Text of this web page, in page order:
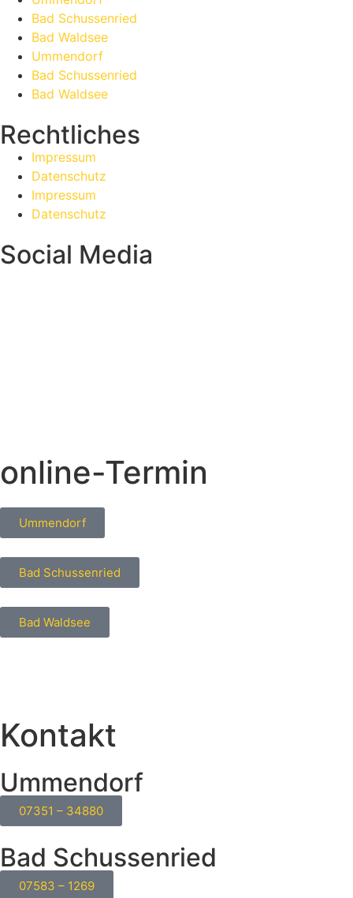
Bad Schussenried
Bad Waldsee
Ummendorf
Bad Schussenried
Bad Waldsee
Rechtliches
Impressum
Datenschutz
Impressum
Datenschutz
Social Media
online-Termin
Ummendorf
Bad Schussenried
Bad Waldsee
Kontakt
Ummendorf
07351 – 34880
Bad Schussenried
07583 – 1269